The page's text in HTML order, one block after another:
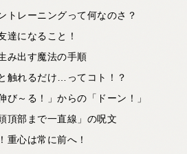
トレーニングって何なのさ？
達になること！
み出す魔法の手順
触れるだけ…ってコト！？
～る！」からの「ドーン！」
頂部まで一直線」の呪文
心は常に前へ！